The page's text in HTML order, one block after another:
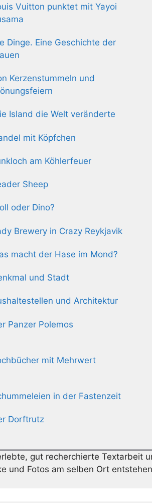
Vuitton punktet mit Yayoi
Dinge. Eine Geschichte der
Kerzenstummeln und
Island die Welt veränderte
mit Köpfchen
am Köhlerfeuer
Sheep
oder Dino?
Brewery in Crazy Reykjavik
macht der Hase im Mond?
und Stadt
und Architektur
Panzer Polemos
mit Mehrwert
in der Fastenzeit
Dorftrutz
gut recherchierte Textarbeit
und Fotos am selben Ort